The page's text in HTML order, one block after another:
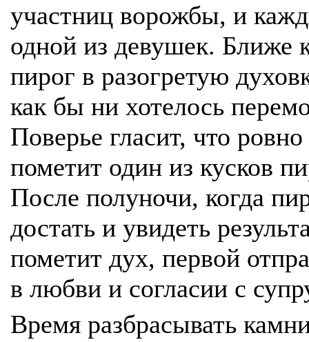
участниц ворожбы, и
одной из девушек. Ближе
пирог в разогретую
как бы ни хотелось
Поверье гласит, что
пометит один из кусков
После полуночи, когда
достать и увидеть
пометит дух, первой
в любви и согласии с
Время разбрасывать